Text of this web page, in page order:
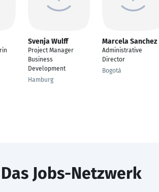
Svenja Wulff
Project Manager
Business
Development
Hamburg
Marcela Sanchez
Administrative
Director
Bogotá
Das Jobs-Netzwerk